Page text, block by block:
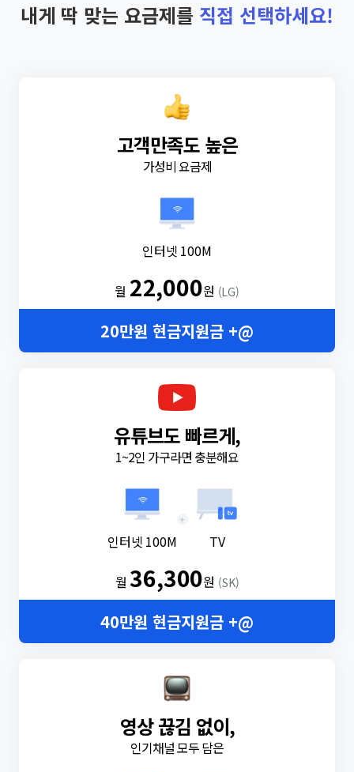
내게 딱 맞는 요금제를 직접 선택하세요!
고객만족도 높은
가성비 요금제
인터넷 100M
월 22,000원 (LG)
20만원 현금지원금 +@
유튜브도 빠르게,
1~2인 가구라면 충분해요
인터넷 100M
+
TV
월36,300원 (SK)
40만원 현금지원금 +@
영상 끊김 없이,
인기채널 모두 담은